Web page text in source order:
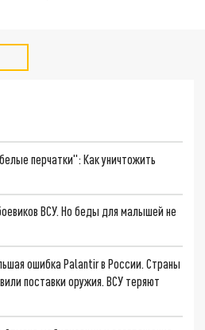
перчатки": Как уничтожить
ВСУ. Но беды для малышей не
ошибка Palantir в России. Страны
поставки оружия. ВСУ теряют